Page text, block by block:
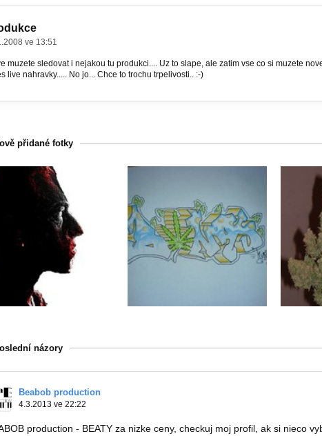
ve 13:51
muzete sledovat i nejakou tu produkci.... Uz to slape, ale zatim vse co si muzete
live nahravky..... No jo... Chce to trochu trpelivosti.. :-)
přidané fotky
názory
Beabob production
4.3.2013 ve 22:22
production - BEATY za nizke ceny, checkuj moj profil, ak si nieco